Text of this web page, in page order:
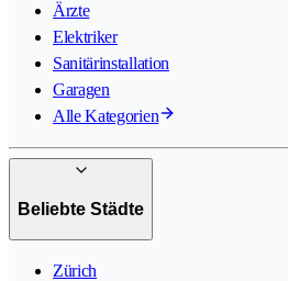
Ärzte
Elektriker
Sanitärinstallation
Garagen
Alle Kategorien
Beliebte Städte
Zürich